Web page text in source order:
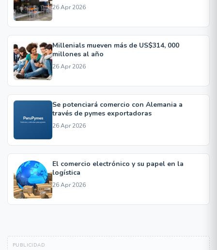
26 Apr 2026
Millenials mueven más de US$314, 000
millones al año
26 Apr 2026
Se potenciará comercio con Alemania a
través de pymes exportadoras
26 Apr 2026
El comercio electrónico y su papel en la
logística
26 Apr 2026